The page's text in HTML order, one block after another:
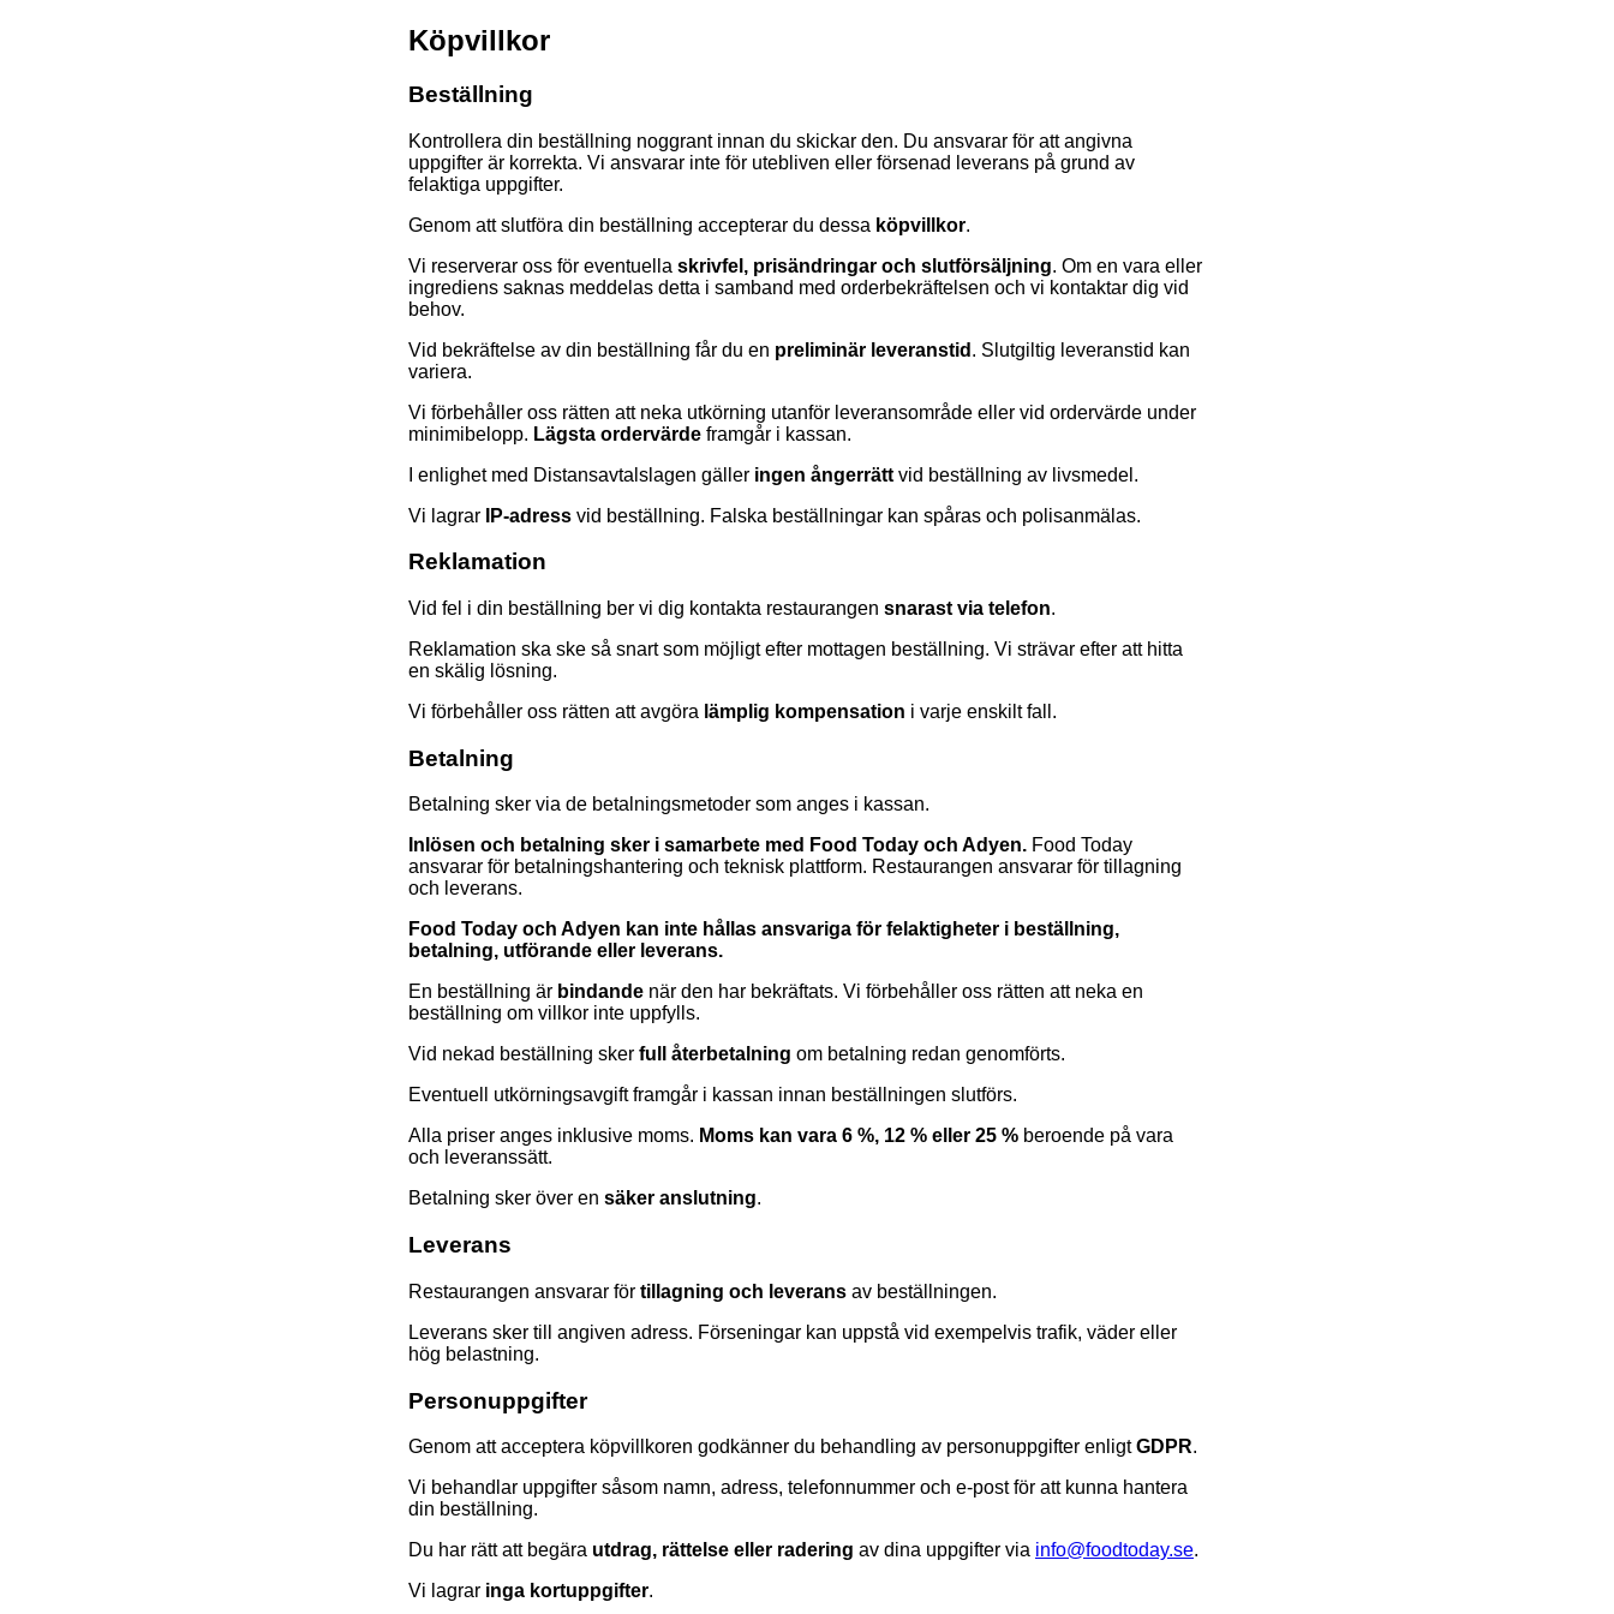
Köpvillkor
Beställning
Kontrollera din beställning noggrant innan du skickar den. Du ansvarar för att angivna
uppgifter är korrekta. Vi ansvarar inte för utebliven eller försenad leverans på grund av
felaktiga uppgifter.
Genom att slutföra din beställning accepterar du dessa köpvillkor.
Vi reserverar oss för eventuella skrivfel, prisändringar och slutförsäljning. Om en vara eller
ingrediens saknas meddelas detta i samband med orderbekräftelsen och vi kontaktar dig vid
behov.
Vid bekräftelse av din beställning får du en preliminär leveranstid . Slutgiltig leveranstid kan
variera.
Vi förbehåller oss rätten att neka utkörning utanför leveransområde eller vid ordervärde under
minimibelopp. Lägsta ordervärde framgår i kassan.
I enlighet med Distansavtalslagen gäller ingen ångerrätt vid beställning av livsmedel.
Vi lagrar
IP-adress vid beställning. Falska beställningar kan spåras och polisanmälas.
Reklamation
Vid fel i din beställning ber vi dig kontakta restaurangen snarast via telefon.
Reklamation ska ske så snart som möjligt efter mottagen beställning. Vi strävar efter att hitta
en skälig lösning.
Vi förbehåller oss rätten att avgöra lämplig kompensation i varje enskilt fall.
Betalning
Betalning sker via de betalningsmetoder som anges i kassan.
Inlösen och betalning sker i samarbete med Food Today och Adyen. Food Today
ansvarar för betalningshantering och teknisk plattform. Restaurangen ansvarar för tillagning
och leverans.
Food Today och Adyen kan inte hållas ansvariga för felaktigheter i beställning,
betalning, utförande eller leverans.
En beställning är bindande när den har bekräftats. Vi förbehåller oss rätten att neka en
beställning om villkor inte uppfylls.
Vid nekad beställning sker full återbetalning om betalning redan genomförts.
Eventuell utkörningsavgift framgår i kassan innan beställningen slutförs.
Alla priser anges inklusive moms. Moms kan vara 6 %, 12 % eller 25 % beroende på vara
och leveranssätt.
Betalning sker över en säker anslutning.
Leverans
Restaurangen ansvarar för tillagning och leverans av beställningen.
Leverans sker till angiven adress. Förseningar kan uppstå vid exempelvis trafik, väder eller
hög belastning.
Personuppgifter
Genom att acceptera köpvillkoren godkänner du behandling av personuppgifter enligtGDPR.
Vi behandlar uppgifter såsom namn, adress, telefonnummer och e-post för att kunna hantera
din beställning.
Du har rätt att begära utdrag, rättelse eller radering av dina uppgifter via info@foodtoday.se.
Vi lagrar inga kortuppgifter.